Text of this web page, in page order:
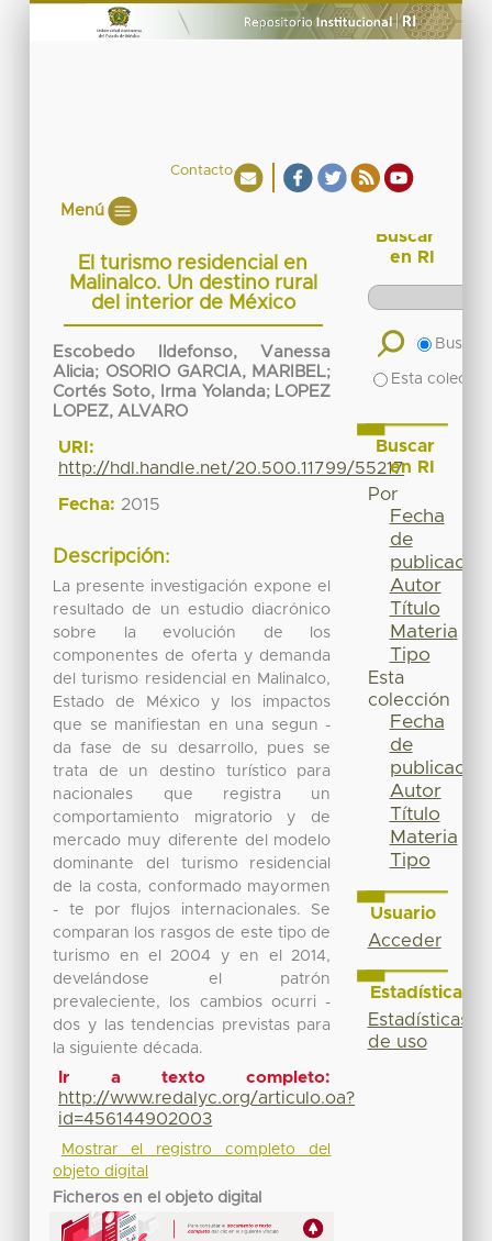
Contacto
Menú
El turismo residencial en
Malinalco. Un destino rural
del interior de México
Escobedo Ildefonso, Vanessa
Alicia; OSORIO GARCIA, MARIBEL;
Cortés Soto, Irma Yolanda; LOPEZ
LOPEZ, ALVARO
URI:
http://hdl.handle.net/20.500.11799/55217
Fecha: 2015
Descripción:
La presente investigación expone el
resultado de un estudio diacrónico
sobre la evolución de los
componentes de oferta y demanda
del turismo residencial en Malinalco,
Estado de México y los impactos
que se manifiestan en una segun -
da fase de su desarrollo, pues se
trata de un destino turístico para
nacionales que registra un
comportamiento migratorio y de
mercado muy diferente del modelo
dominante del turismo residencial
de la costa, conformado mayormen
- te por flujos internacionales. Se
comparan los rasgos de este tipo de
turismo en el 2004 y en el 2014,
develándose el patrón
prevaleciente, los cambios ocurri -
dos y las tendencias previstas para
la siguiente década.
Ir a texto completo:
http://www.redalyc.org/articulo.oa?
id=456144902003
Mostrar el registro completo del
objeto digital
Ficheros en el objeto digital
Buscar
en RI
Buscar
Esta
Buscar
en RI
Por
Fecha
de
publicación
Autor
Título
Materia
Tipo
Esta
colección
Fecha
de
publicación
Autor
Título
Materia
Tipo
Usuario
Acceder
Estadísticas
Estadísticas
de uso